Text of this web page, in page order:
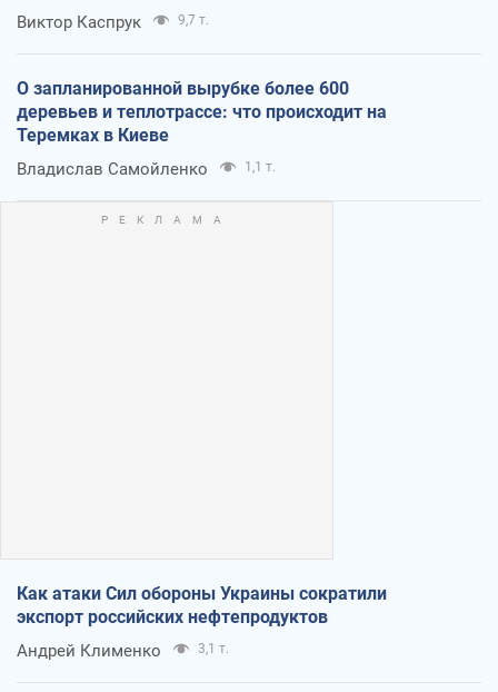
Виктор Каспрук 9,7 т.
О запланированной вырубке более 600
деревьев и теплотрассе: что происходит на
Теремках в Киеве
Владислав Самойленко 1,1 т.
Как атаки Сил обороны Украины сократили
экспорт российских нефтепродуктов
Андрей Клименко 3,1 т.